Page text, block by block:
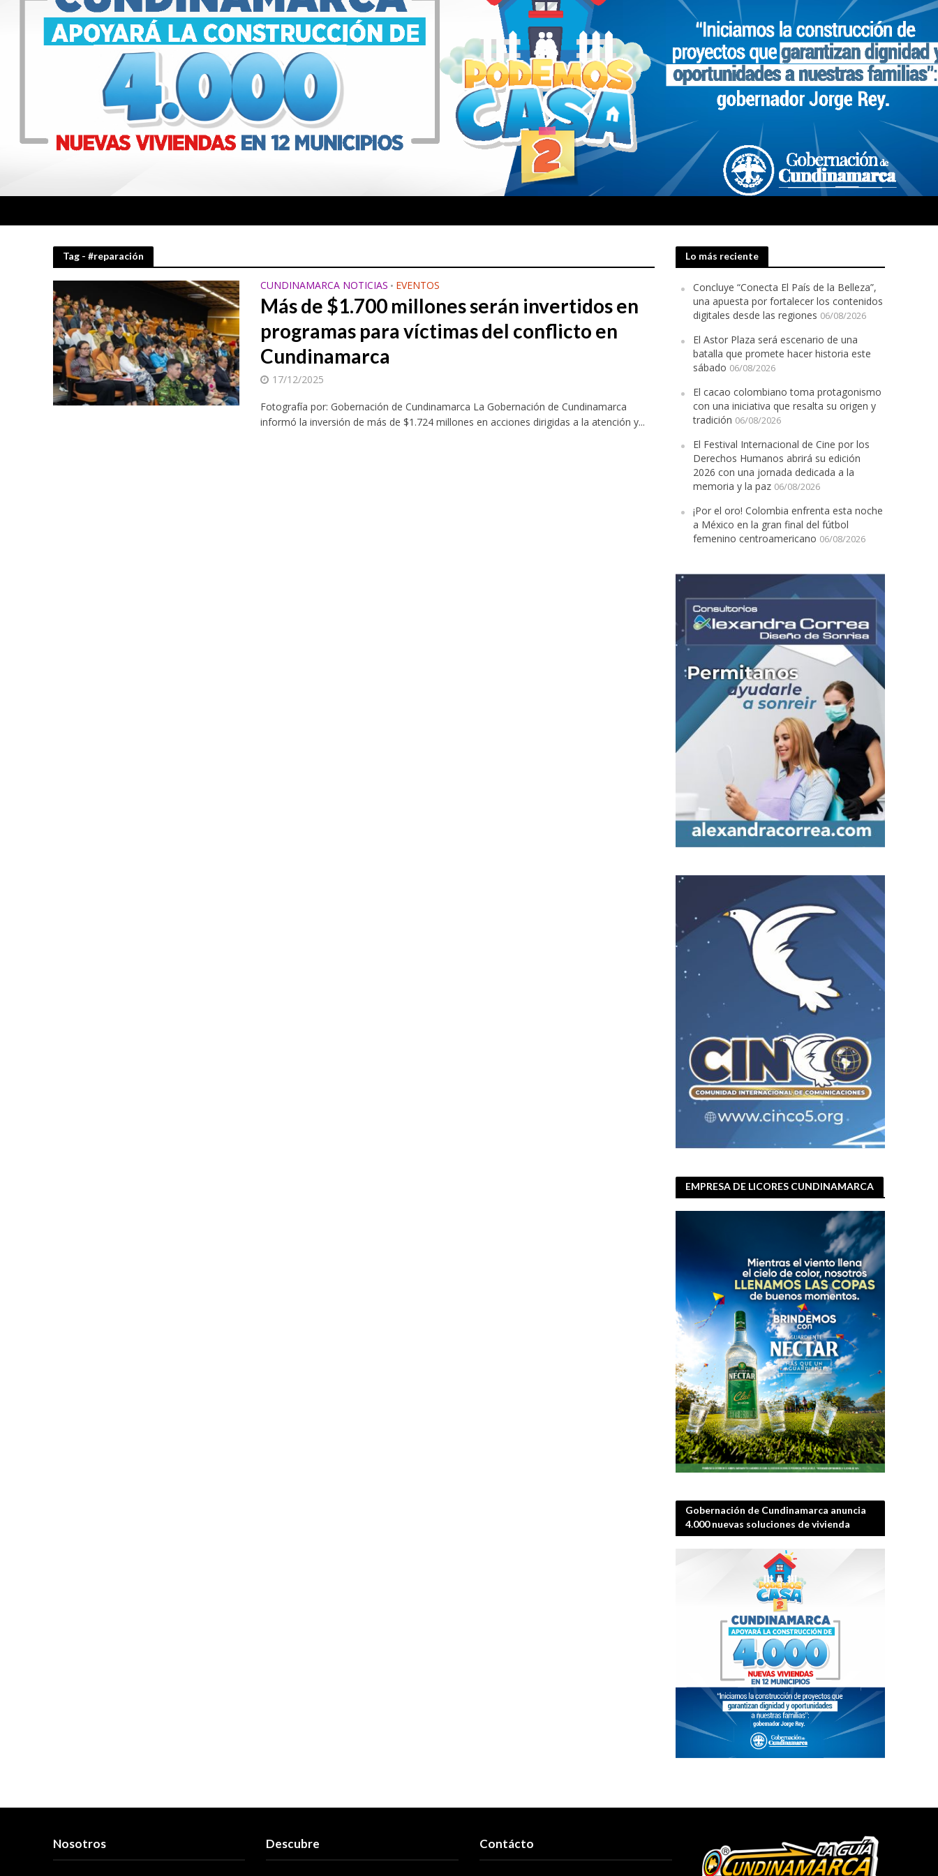
Tag - #reparación
CUNDINAMARCA NOTICIAS • EVENTOS
Más de $1.700 millones serán invertidos en
programas para víctimas del conflicto en
Cundinamarca
17/12/2025
Fotografía por: Gobernación de Cundinamarca La Gobernación de Cundinamarca
informó la inversión de más de $1.724 millones en acciones dirigidas a la atención y...
Lo más reciente
Concluye “Conecta El País de la Belleza”,
una apuesta por fortalecer los contenidos
digitales desde las regiones 06/08/2026
El Astor Plaza será escenario de una
batalla que promete hacer historia este
sábado 06/08/2026
El cacao colombiano toma protagonismo
con una iniciativa que resalta su origen y
tradición 06/08/2026
El Festival Internacional de Cine por los
Derechos Humanos abrirá su edición
2026 con una jornada dedicada a la
memoria y la paz 06/08/2026
¡Por el oro! Colombia enfrenta esta noche
a México en la gran final del fútbol
femenino centroamericano 06/08/2026
EMPRESA DE LICORES CUNDINAMARCA
Gobernación de Cundinamarca anuncia
4.000 nuevas soluciones de vivienda
Nosotros Descubre Contácto